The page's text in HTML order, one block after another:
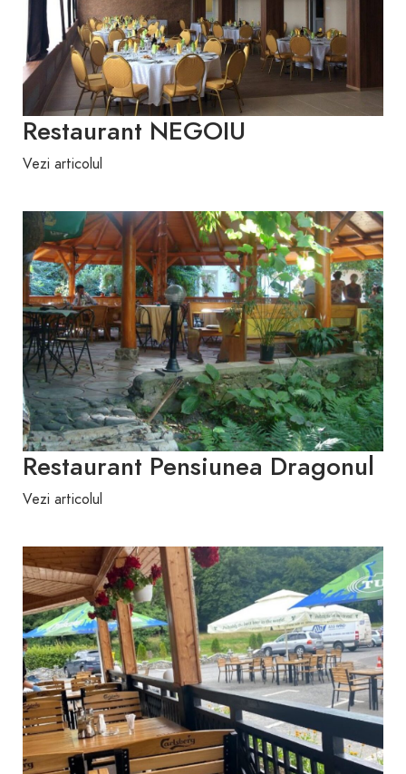
Restaurant NEGOIU
Vezi articolul
Restaurant Pensiunea Dragonul
Vezi articolul